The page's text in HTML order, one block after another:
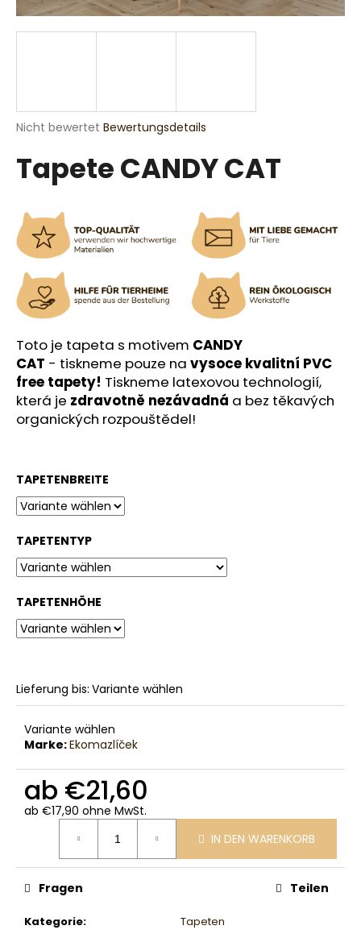
Die
Produktbewertung
Sternen.
Nicht bewertet Bewertungsdetails
Tapete CANDY CAT
Toto je tapeta s motivem CANDY
CAT - tiskneme pouze na vysoce kvalitní PVC
free tapety! Tiskneme latexovou technologií,
která je zdravotně nezávadná a bez těkavých
organických rozpouštědel!
TAPETENBREITE
TAPETENTYP
TAPETENHÖHE
Lieferung bis: Variante wählen
Variante wählen
Marke:Ekomazlíček
ab €21,60
ab €17,90 ohne MwSt.
IN DEN WARENKORB
Kategorie: Tapeten
Fragen Teilen
W
r
e
p
f
e
h
l
e